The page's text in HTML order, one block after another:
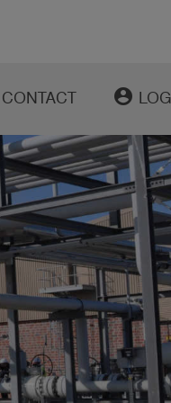
CONTACT account_circle